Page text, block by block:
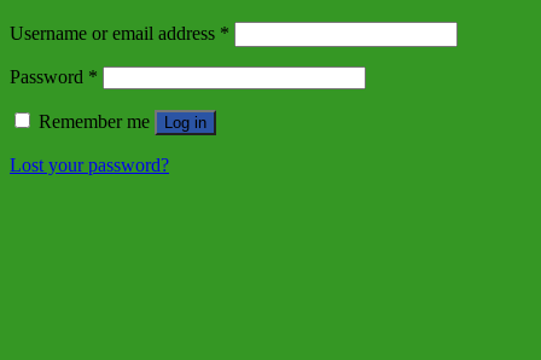
Username or email address *
Password *
Remember me Log in
Lost your password?